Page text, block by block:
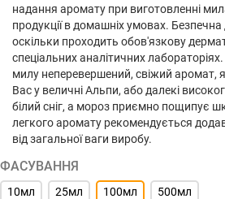
надання аромату при виготовленні
продукції в домашніх умовах.
оскільки проходить обов'язкову
спеціальних аналітичних
милу неперевершений, свіжий аромат,
Вас у величні Альпи, або далекі
білий сніг, а мороз приємно пощипує
легкого аромату рекомендується
від загальної ваги виробу.
ФАСУВАННЯ
10мл 25мл 100мл 500мл